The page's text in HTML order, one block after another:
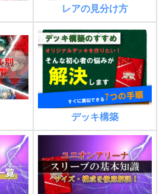
レアの見分け方
デッキ構築